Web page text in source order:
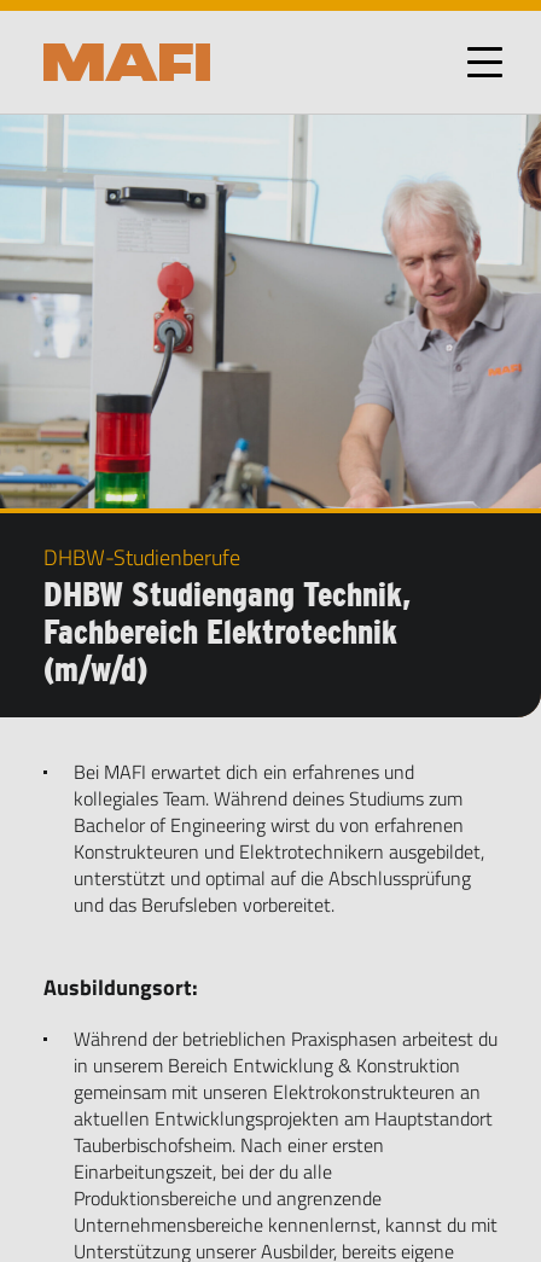
DHBW-Studienberufe
DHBW Studiengang Technik,
Fachbereich Elektrotechnik
(m/w/d)
Bei MAFI erwartet dich ein erfahrenes und
kollegiales Team. Während deines Studiums zum
Bachelor of Engineering wirst du von erfahrenen
Konstrukteuren und Elektrotechnikern ausgebildet,
unterstützt und optimal auf die Abschlussprüfung
und das Berufsleben vorbereitet.
Ausbildungsort:
Während der betrieblichen Praxisphasen arbeitest du
in unserem Bereich Entwicklung & Konstruktion
gemeinsam mit unseren Elektrokonstrukteuren an
aktuellen Entwicklungsprojekten am Hauptstandort
Tauberbischofsheim. Nach einer ersten
Einarbeitungszeit, bei der du alle
Produktionsbereiche und angrenzende
Unternehmensbereiche kennenlernst, kannst du mit
Unterstützung unserer Ausbilder, bereits eigene